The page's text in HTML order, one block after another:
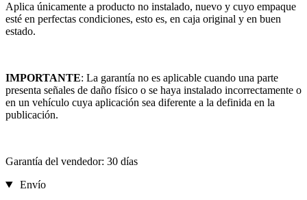
Aplica únicamente a producto no instalado, nuevo y cuyo empaque
esté en perfectas condiciones, esto es, en caja original y en buen
estado.
IMPORTANTE: La garantía no es aplicable cuando una parte
presenta señales de daño físico o se haya instalado incorrectamente o
en un vehículo cuya aplicación sea diferente a la definida en la
publicación.
Garantía del vendedor: 30 días
Envío